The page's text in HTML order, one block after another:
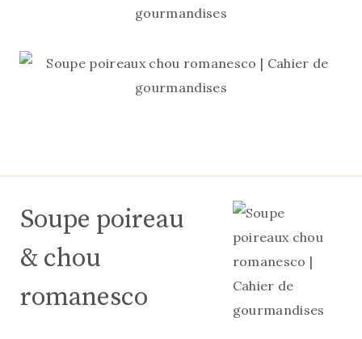
Soupe poireau
& chou
romanesco